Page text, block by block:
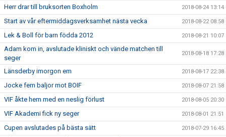
Herr drar till bruksorten Boxholm 2018-08-24 13:14
Start av vår eftermiddagsverksamhet nästa vecka 2018-08-22 08:58
Lek & Boll för barn födda 2012 2018-08-21 10:07
Adam kom in, avslutade kliniskt och vände matchen till
seger
2018-08-18 17:28
Länsderby imorgon em 2018-08-17 22:38
Jocke fem baljor mot BOIF 2018-08-07 21:58
VIF åkte hem med en neslig förlust 2018-08-05 20:30
VIF Akademi fick ny seger 2018-08-01 21:51
Cupen avslutades på bästa sätt 2018-07-29 16:45